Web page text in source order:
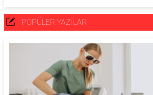
POPÜLER YAZILAR